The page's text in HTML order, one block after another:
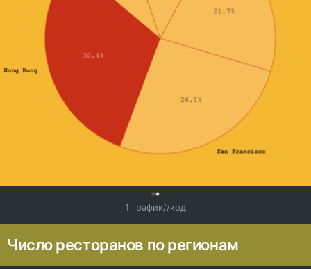
1 график//код
Число ресторанов по регионам